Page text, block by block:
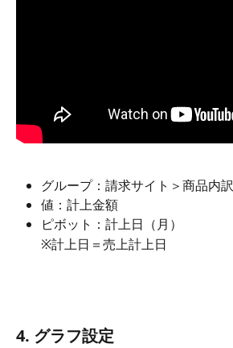
グループ：請求サイト＞商品内訳
値：計上金額
ピボット：計上日（月）
※計上日＝売上計上日​
4. グラフ設定